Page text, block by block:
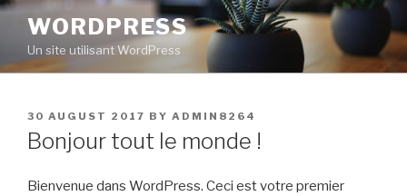
Skip
content
WORDPRESS
Un site utilisant WordPress
POSTED
ON
30 AUGUST 2017 BY ADMIN8264
Bonjour tout le monde !
Bienvenue dans WordPress. Ceci est votre premier